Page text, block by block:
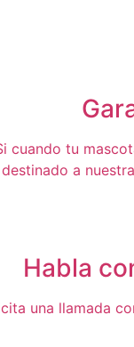
cuando tu
destinado a
Habla
una llamada